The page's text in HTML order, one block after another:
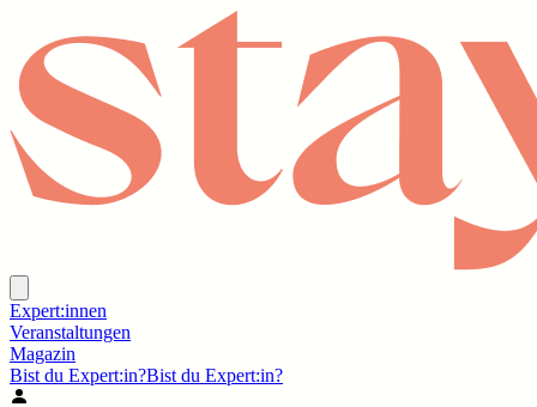
Expert:innen
Veranstaltungen
Magazin
Bist du Expert:in?Bist du Expert:in?